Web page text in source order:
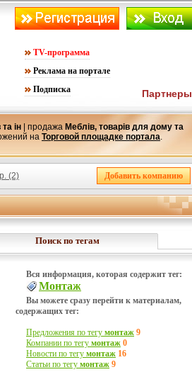
TV-программа
Реклама на портале
Подписка
Партнеры
ін | продажа Меблів, товарів для дому та
на Торговой площадке портала.
(2)
Поиск по тегам
Вся информация, которая содержит тег:
Монтаж
Вы можете сразу перейти к материалам,
содержащих тег:
Предложения по тегу монтаж 9
Компании по тегу монтаж 0
Новости по тегу монтаж 16
Статьи по тегу монтаж 9